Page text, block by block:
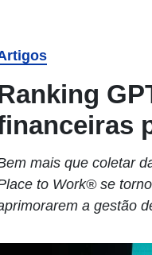
mais que coletar
to Work® se
a gestão